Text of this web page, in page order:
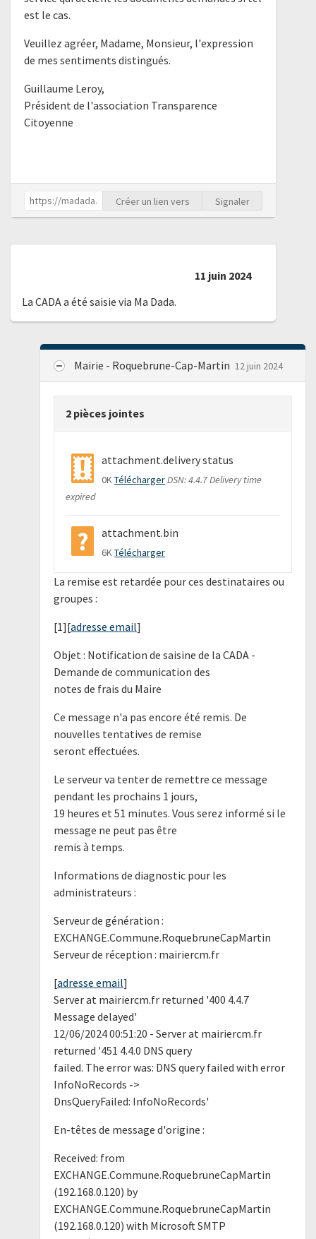
est le cas.
Veuillez agréer, Madame, Monsieur, l'expression
de mes sentiments distingués.
Guillaume Leroy,
Président de l'association Transparence
Citoyenne
Créer un lien vers Signaler
11 juin 2024
La CADA a été saisie via Ma Dada.
Mairie - Roquebrune-Cap-Martin 12 juin 2024
2 pièces jointes
attachment.delivery status
0KTéléchargerDSN: 4.4.7 Delivery time
expired
attachment.bin
6KTélécharger
La remise est retardée pour ces destinataires ou
groupes :
[1][adresse email]
Objet : Notification de saisine de la CADA -
Demande de communication des
notes de frais du Maire
Ce message n'a pas encore été remis. De
nouvelles tentatives de remise
seront effectuées.
Le serveur va tenter de remettre ce message
pendant les prochains 1 jours,
19 heures et 51 minutes. Vous serez informé si le
message ne peut pas être
remis à temps.
Informations de diagnostic pour les
administrateurs :
Serveur de génération :
EXCHANGE.Commune.RoquebruneCapMartin
Serveur de réception : mairiercm.fr
[adresse email]
Server at mairiercm.fr returned '400 4.4.7
Message delayed'
12/06/2024 00:51:20 - Server at mairiercm.fr
returned '451 4.4.0 DNS query
failed. The error was: DNS query failed with error
InfoNoRecords ->
DnsQueryFailed: InfoNoRecords'
En-têtes de message d'origine :
Received: from
EXCHANGE.Commune.RoquebruneCapMartin
(192.168.0.120) by
EXCHANGE.Commune.RoquebruneCapMartin
(192.168.0.120) with Microsoft SMTP